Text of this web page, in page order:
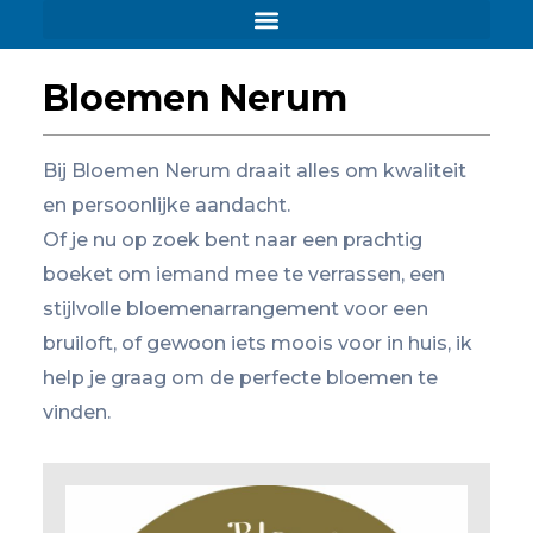
naar
Bloemen Nerum
Bij Bloemen Nerum draait alles om kwaliteit
en persoonlijke aandacht.
Of je nu op zoek bent naar een prachtig
boeket om iemand mee te verrassen, een
stijlvolle bloemenarrangement voor een
bruiloft, of gewoon iets moois voor in huis, ik
help je graag om de perfecte bloemen te
vinden.